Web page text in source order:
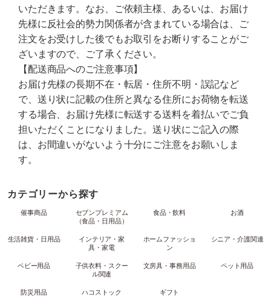
いただきます。なお、ご依頼主様、あるいは、お届け
先様に反社会的勢力関係者が含まれている場合は、ご
注文をお受けした後でもお取引をお断りすることがご
ざいますので、ご了承ください。
【配送商品へのご注意事項】
お届け先様の長期不在・転居・住所不明・誤記など
で、送り状に記載の住所と異なる住所にお荷物を転送
する場合、お届け先様に転送する送料を着払いでご負
担いただくことになりました。送り状にご記入の際
は、お間違いがないよう十分にご注意をお願いしま
す。
カテゴリーから探す
催事商品
セブンプレミアム
（食品・日用品）
食品・飲料 お酒
生活雑貨・日用品
インテリア・家
具・家電
ホームファッショ
ン
シニア・介護関連
ベビー用品
子供衣料・スクー
ル関連
文房具・事務用品 ペット用品
防災用品 ハコストック ギフト